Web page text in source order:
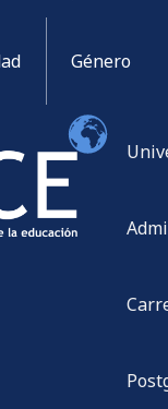
Género